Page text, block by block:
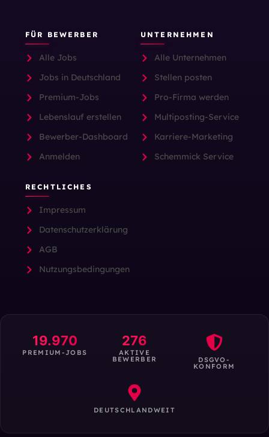
FÜR BEWERBER
Alle Jobs
Jobs in Deutschland
Premium-Jobs
Lebenslauf erstellen
Bewerber-Dashboard
Anmelden
UNTERNEHMEN
Alle Unternehmen
Stellen posten
Pro-Firma werden
Multiposting-Service
Karriere-Marketing
Schemmick Service
RECHTLICHES
Impressum
Datenschutzerklärung
AGB
Nutzungsbedingungen
19.970
PREMIUM-JOBS
276
AKTIVE
BEWERBER DSGVO-
KONFORM
DEUTSCHLANDWEIT